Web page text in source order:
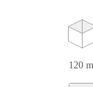
120 m